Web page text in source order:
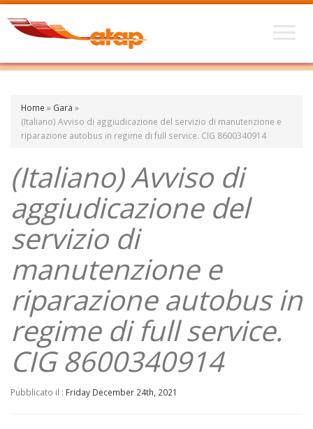
Home » Gara »
(Italiano) Avviso di aggiudicazione del servizio di manutenzione e
riparazione autobus in regime di full service. CIG 8600340914
(Italiano) Avviso di
aggiudicazione del
servizio di
manutenzione e
riparazione autobus in
regime di full service.
CIG 8600340914
Pubblicato il : Friday December 24th, 2021